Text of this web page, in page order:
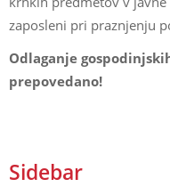
zaposleni pri praznjenju
Odlaganje
prepovedano!
Sidebar